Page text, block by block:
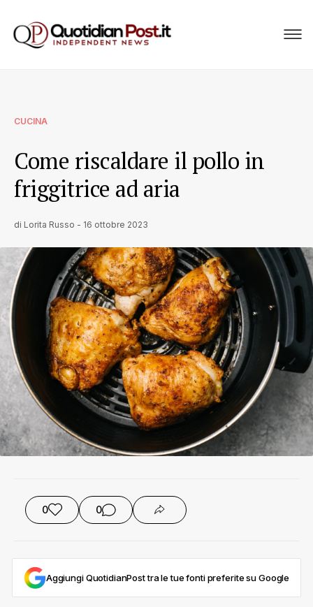
CUCINA
Come riscaldare il pollo in
friggitrice ad aria
di Lorita Russo - 16 ottobre 2023
0 0
Aggiungi QuotidianPost tra le tue fonti preferite su Google